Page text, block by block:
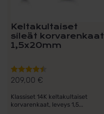
Keltakultaiset
sileät korvarenkaat
1,5x20mm
Arvostelu
4.50/ 5
209,00 €
Klassiset 14K keltakultaiset
korvarenkaat, leveys 1,5...